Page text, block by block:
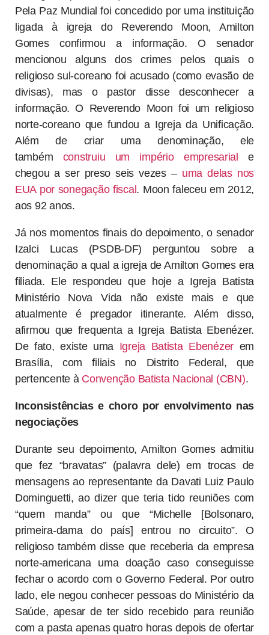
Pela Paz Mundial foi concedido por uma instituição
ligada à igreja do Reverendo Moon, Amilton
Gomes confirmou a informação. O senador
mencionou alguns dos crimes pelos quais o
religioso sul-coreano foi acusado (como evasão de
divisas), mas o pastor disse desconhecer a
informação. O Reverendo Moon foi um religioso
norte-coreano que fundou a Igreja da Unificação.
Além de criar uma denominação, ele
também construiu um império empresarial
e
chegou a ser preso seis vezes – uma delas nos
EUA por sonegação fiscal . Moon faleceu em 2012,
aos 92 anos.
Já nos momentos finais do depoimento, o senador
Izalci Lucas (PSDB-DF) perguntou sobre a
denominação a qual a igreja de Amilton Gomes era
filiada. Ele respondeu que hoje a Igreja Batista
Ministério Nova Vida não existe mais e que
atualmente é pregador itinerante. Além disso,
afirmou que frequenta a Igreja Batista Ebenézer.
De fato, existe uma Igreja Batista Ebenézer em
Brasília, com filiais no Distrito Federal, que
pertencente à Convenção Batista Nacional (CBN).
Inconsistências e choro por envolvimento nas
negociações
Durante seu depoimento, Amilton Gomes admitiu
que fez “bravatas” (palavra dele) em trocas de
mensagens ao representante da Davati Luiz Paulo
Dominguetti, ao dizer que teria tido reuniões com
“quem manda” ou que “Michelle [Bolsonaro,
primeira-dama do país] entrou no circuito”. O
religioso também disse que receberia da empresa
norte-americana uma doação caso conseguisse
fechar o acordo com o Governo Federal. Por outro
lado, ele negou conhecer pessoas do Ministério da
Saúde, apesar de ter sido recebido para reunião
com a pasta apenas quatro horas depois de ofertar